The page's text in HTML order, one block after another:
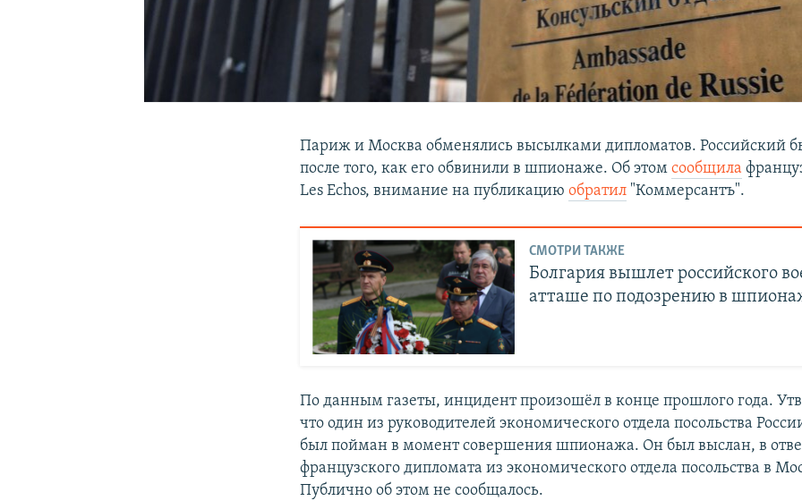
Париж и Москва обменялись высылками дипломатов. Российский
после того, как его обвинили в шпионаже. Об этомсообщила
Les Echos, внимание на публикациюобратил "Коммерсантъ".
СМОТРИ ТАКЖЕ
Болгария вышлет российского
атташе по подозрению в
По данным газеты, инцидент произошёл в конце прошлого года.
что один из руководителей экономического отдела посольства
был пойман в момент совершения шпионажа. Он был выслан, в
французского дипломата из экономического отдела посольства в
Публично об этом не сообщалось.